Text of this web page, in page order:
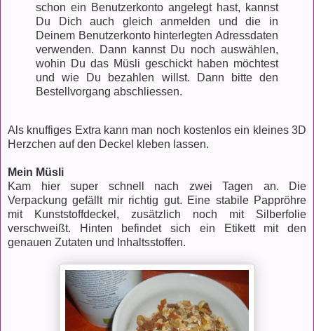
schon ein Benutzerkonto angelegt hast, kannst
Du Dich auch gleich anmelden und die in
Deinem Benutzerkonto hinterlegten Adressdaten
verwenden. Dann kannst Du noch auswählen,
wohin Du das Müsli geschickt haben möchtest
und wie Du bezahlen willst. Dann bitte den
Bestellvorgang abschliessen.
Als knuffiges Extra kann man noch kostenlos ein kleines 3D
Herzchen auf den Deckel kleben lassen.
Mein Müsli
Kam hier super schnell nach zwei Tagen an. Die
Verpackung gefällt mir richtig gut. Eine stabile Pappröhre
mit Kunststoffdeckel, zusätzlich noch mit Silberfolie
verschweißt. Hinten befindet sich ein Etikett mit den
genauen Zutaten und Inhaltsstoffen.